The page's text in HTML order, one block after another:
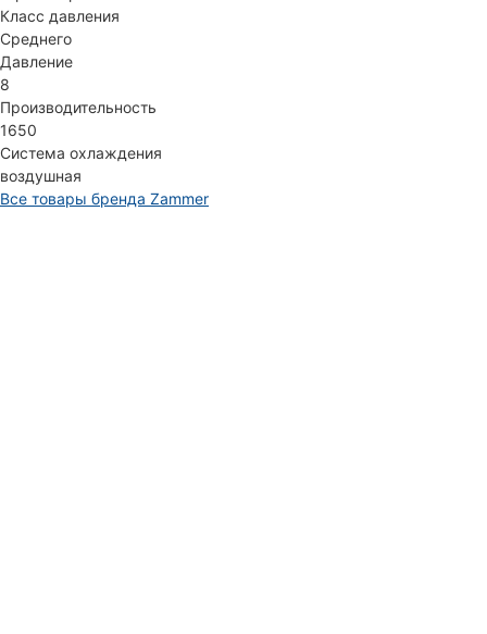
Класс давления
Среднего
Давление
8
Производительность
1650
Система охлаждения
воздушная
Все товары бренда Zammer